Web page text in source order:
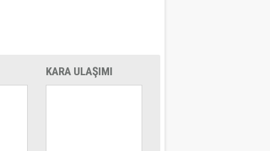
KARA ULAŞIMI